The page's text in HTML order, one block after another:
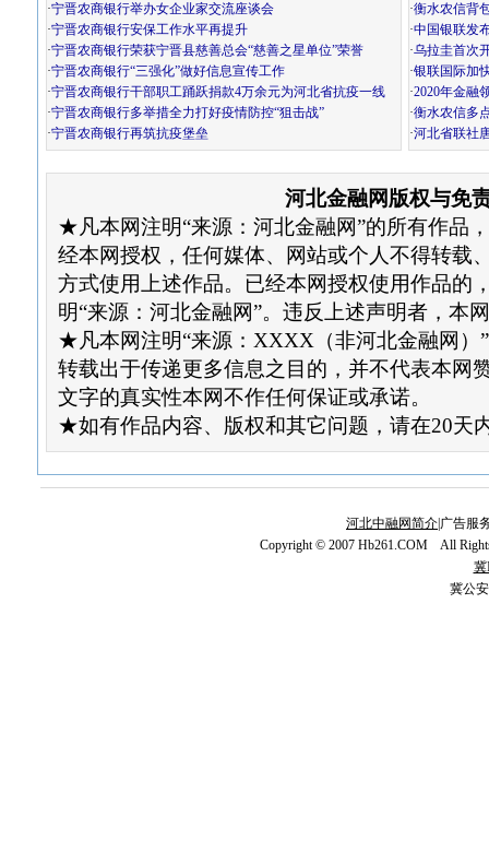
·宁晋农商银行举办女企业家交流座谈会
·宁晋农商银行安保工作水平再提升
·宁晋农商银行荣获宁晋县慈善总会“慈善之星单位”荣誉
·宁晋农商银行“三强化”做好信息宣传工作
·宁晋农商银行干部职工踊跃捐款4万余元为河北省抗疫一线
·宁晋农商银行多举措全力打好疫情防控“狙击战”
·宁晋农商银行再筑抗疫堡垒
·衡水农信背
·中国银联发
·乌拉圭首次
·银联国际加
·2020年金融
·衡水农信多
·河北省联社
河北金融网版权与免
★凡本网注明“来源：河北金融网”的所有作品
经本网授权，任何媒体、网站或个人不得转载
方式使用上述作品。已经本网授权使用作品的
明“来源：河北金融网”。违反上述声明者，本
★凡本网注明“来源：XXXX（非河北金融网）
转载出于传递更多信息之目的，并不代表本网
文字的真实性本网不作任何保证或承诺。
★如有作品内容、版权和其它问题，请在20天
河北中融网简介 |广告服
Copyright © 2007 Hb261.COM All
冀
冀公